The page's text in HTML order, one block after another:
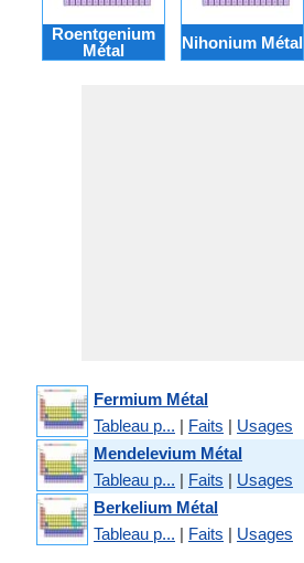
Roentgenium
Métal
Nihonium Métal
Fermium Métal
Tableau p... | Faits | Usages
Mendelevium Métal
Tableau p... | Faits | Usages
Berkelium Métal
Tableau p... | Faits | Usages